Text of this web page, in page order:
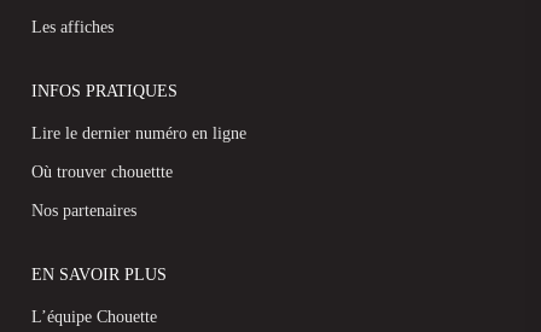
Les affiches
INFOS PRATIQUES
Lire le dernier numéro en ligne
Où trouver chouettte
Nos partenaires
EN SAVOIR PLUS
L’équipe Chouette